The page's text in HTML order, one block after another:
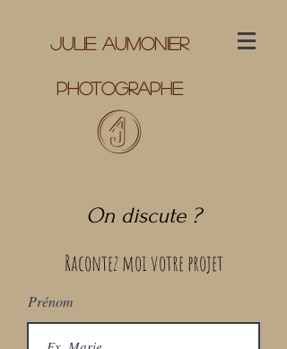
Julie Aumonier
PhotograpHE
On discute ?
Racontez moi votre projet
Prénom